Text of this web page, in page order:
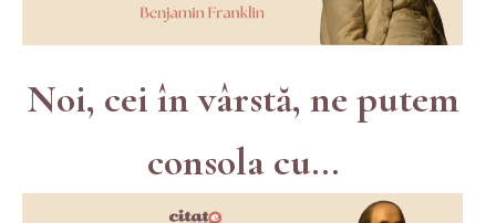
Noi, cei în vârstă, ne putem
consola cu...